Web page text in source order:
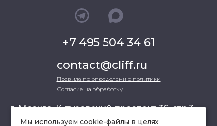
+7 495 504 34 61
contact@cliff.ru
Правила по определению политики
Согласие на обработку
г. Москва, Кутузовский проспект 36, стр.3 ,
офис 301
Мы используем cookie-файлы в целях